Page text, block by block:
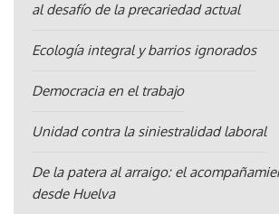
al desafío de la precariedad actual
Ecología integral y barrios ignorados
Democracia en el trabajo
Unidad contra la siniestralidad laboral
De la patera al arraigo: el
desde Huelva